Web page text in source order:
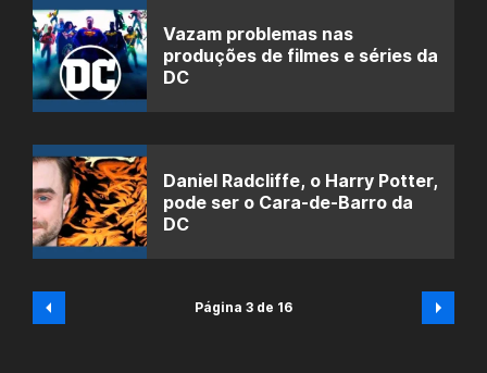
Vazam problemas nas
produções de filmes e séries da
DC
Daniel Radcliffe, o Harry Potter,
pode ser o Cara-de-Barro da
DC
Página 3 de 16